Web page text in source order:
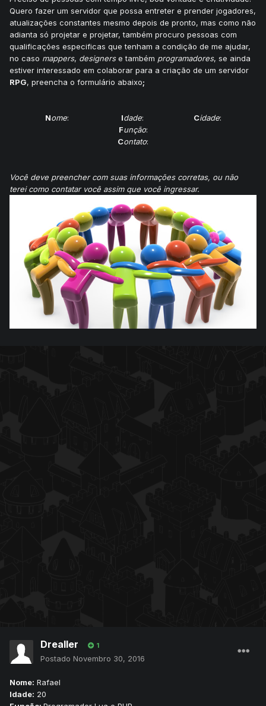
Quero fazer um servidor que possa entreter e prender jogadores,
atualizações constantes mesmo depois de pronto, mas como não
adianta só projetar e projetar, também procuro pessoas com
qualificações especificas que tenham a condição de me ajudar,
no caso mappers, designerse também programadores, se ainda
estiver interessado em colaborar para a criação de um servidor
RPG, preencha o formulário abaixo;
Nome: Idade: Cidade:
Função:
Contato:
Você deve preencher com suas informações corretas, ou não
terei como contatar você assim que você ingressar.
Drealler 1
Postado Novembro 30, 2016
Nome: Rafael
Idade: 20